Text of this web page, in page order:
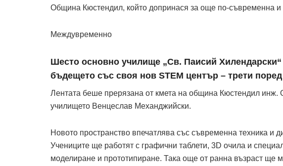
Община Кюстендил, който допринася за още по-съвременна и
Междувременно
Шесто основно училище „Св. Паисий
бъдещето със своя нов STEM център – трети
Лентата беше прерязана от кмета на община Кюстендил инж.
училището Венцеслав Механджийски.
Новото пространство впечатлява със съвременна техника и
Учениците ще работят с графични таблети, 3D очила и
моделиране и прототипиране. Така още от ранна възраст ще